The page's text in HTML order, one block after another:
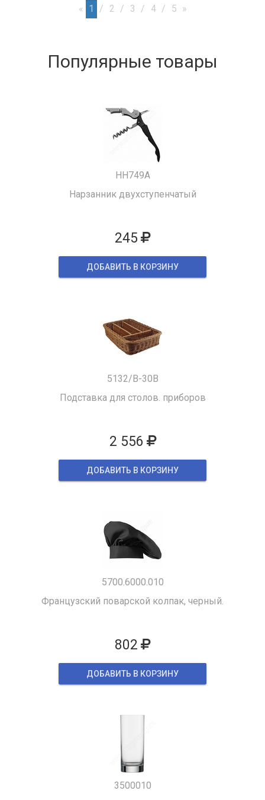
« 1 2 3 4 5 »
Популярные товары
HH749A
Нарзанник двухступенчатый
245
ДОБАВИТЬ В КОРЗИНУ
5132/B-30B
Подставка для столов. приборов
2 556
ДОБАВИТЬ В КОРЗИНУ
5700.6000.010
Французский поварской колпак, черный.
802
ДОБАВИТЬ В КОРЗИНУ
3500010